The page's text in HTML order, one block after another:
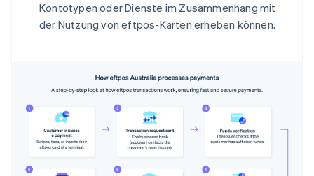
Kontotypen oder Dienste im Zusammenhang mit
der Nutzung von eftpos-Karten erheben können.